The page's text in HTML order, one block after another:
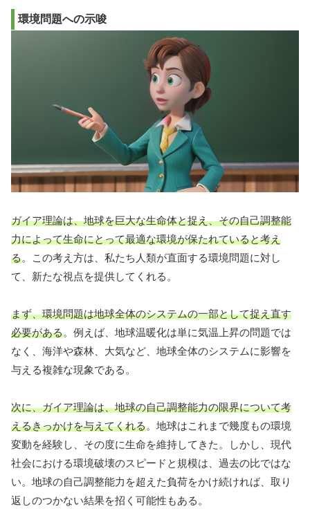
環境問題への示唆
ガイア理論は、地球を巨大な生命体と捉え、その自己調整能
力によって生命にとって最適な環境が保たれていると考え
る。この考え方は、私たち人類が直面する環境問題に対し
て、新たな視点を提供してくれる。
まず、環境問題は地球全体のシステムの一部として捉え直す
必要がある。例えば、地球温暖化は単に気温上昇の問題では
なく、海洋や森林、大気など、地球全体のシステムに影響を
与える複雑な現象である。
次に、ガイア理論は、地球の自己調整能力の限界について考
えるきっかけを与えてくれる。地球はこれまで幾度もの環境
変動を経験し、その度に生命を維持してきた。しかし、現代
社会における環境破壊のスピードと規模は、過去の比ではな
い。地球の自己調整能力を超えた負荷をかけ続ければ、取り
返しのつかない結果を招く可能性もある。